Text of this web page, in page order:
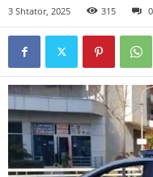
3 Shtator, 2025 315 0